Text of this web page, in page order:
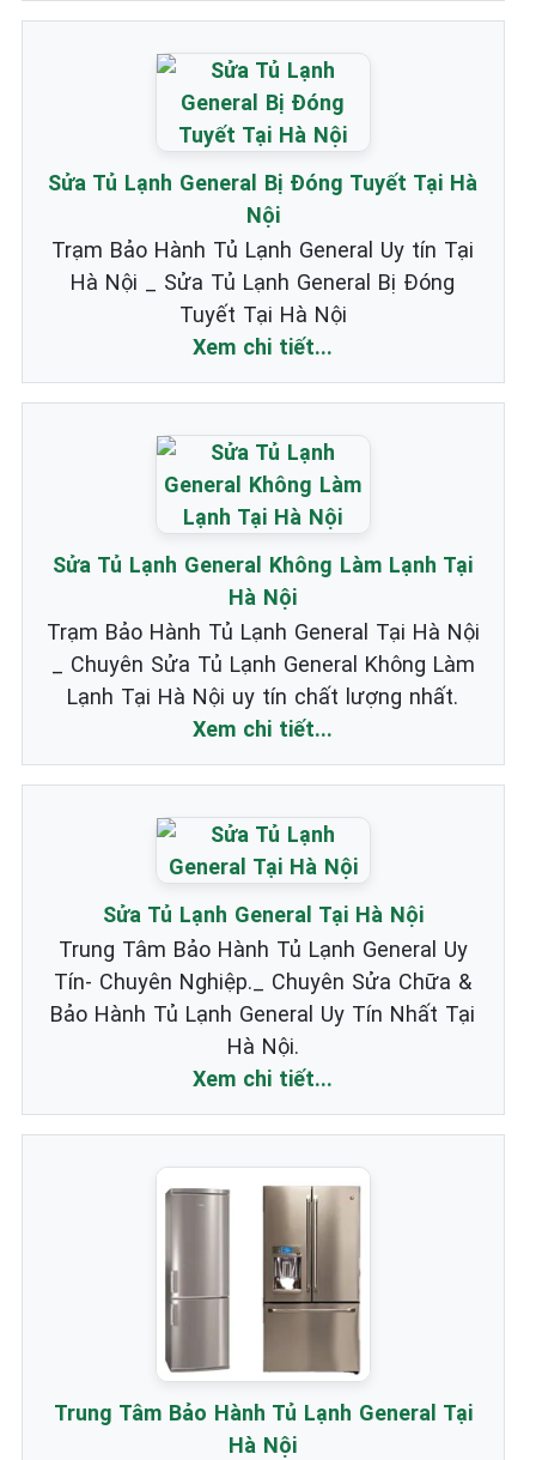
Sửa Tủ Lạnh General Bị Đóng Tuyết Tại Hà
Nội
Trạm Bảo Hành Tủ Lạnh General Uy tín Tại
Hà Nội _ Sửa Tủ Lạnh General Bị Đóng
Tuyết Tại Hà Nội
Xem chi tiết...
Sửa Tủ Lạnh General Không Làm Lạnh Tại
Hà Nội
Trạm Bảo Hành Tủ Lạnh General Tại Hà Nội
_ Chuyên Sửa Tủ Lạnh General Không Làm
Lạnh Tại Hà Nội uy tín chất lượng nhất.
Xem chi tiết...
Sửa Tủ Lạnh General Tại Hà Nội
Trung Tâm Bảo Hành Tủ Lạnh General Uy
Tín- Chuyên Nghiệp._ Chuyên Sửa Chữa &
Bảo Hành Tủ Lạnh General Uy Tín Nhất Tại
Hà Nội.
Xem chi tiết...
Trung Tâm Bảo Hành Tủ Lạnh General Tại
Hà Nội